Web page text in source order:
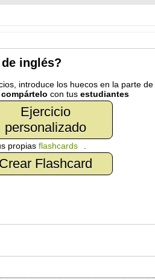
inglés?
introduce los huecos en la parte de
compártelo con tus estudiantes
Ejercicio
personalizado
propias flashcards
Crear Flashcard